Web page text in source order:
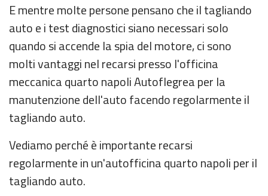
E mentre molte persone pensano che il tagliando
auto e i test diagnostici siano necessari solo
quando si accende la spia del motore, ci sono
molti vantaggi nel recarsi presso l'officina
meccanica quarto napoli Autoflegrea per la
manutenzione dell'auto facendo regolarmente il
tagliando auto.
Vediamo perché è importante recarsi
regolarmente in un'autofficina quarto napoli per il
tagliando auto.